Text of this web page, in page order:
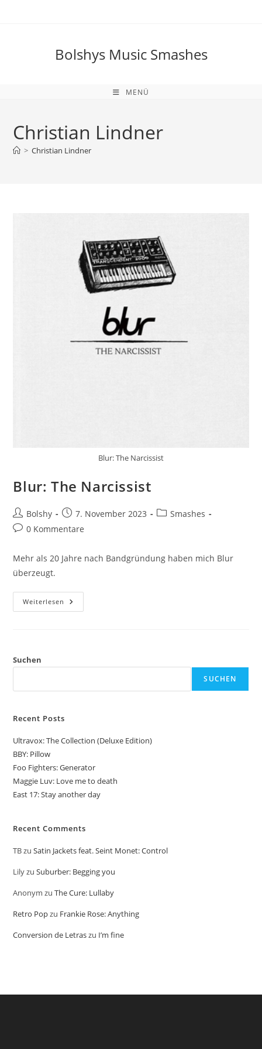
Bolshys Music Smashes
MENÜ
Christian Lindner
> Christian Lindner
Blur: The Narcissist
Blur: The Narcissist
Beitrags-
Autor:
Bolshy
Beitrag
veröffentlicht:
7. November 2023
Beitrags-
Smashes
Beitrags-
0 Kommentare
Mehr als 20 Jahre nach Bandgründung haben mich Blur
überzeugt.
Weiterlesen Blur:
The
Suchen
SUCHEN
Recent Posts
Ultravox: The Collection (Deluxe Edition)
BBY: Pillow
Foo Fighters: Generator
Maggie Luv: Love me to death
East 17: Stay another day
Recent Comments
TBzuSatin Jackets feat. Seint Monet: Control
LilyzuSuburber: Begging you
Anonym zuThe Cure: Lullaby
Retro Popzu Frankie Rose: Anything
Conversion de Letraszu I’m fine